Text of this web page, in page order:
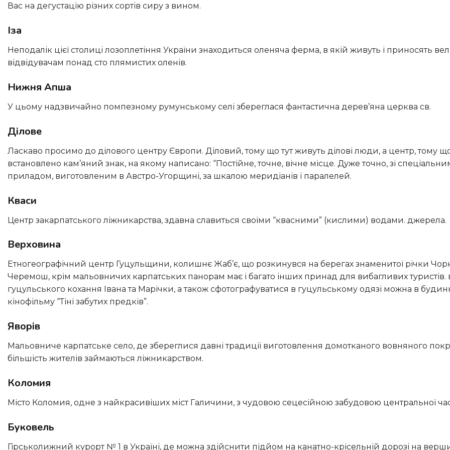
Вас на дегустацію різних сортів сиру з вином.
Іза
Неподалік цієї столиці лозоплетіння України знаходиться оленяча ферма, в якій живуть і приносять велику радість
відвідувачам понад сто плямистих оленів.
Нижня Апша
У цьому надзвичайно помпезному румунському селі збереглася фантастична дерев’яна церква св.
Ділове
Ласкаво просимо до ділового центру Європи. Діловий, тому що тут живуть ділові люди, а центр, тому що тут
встановлено кам’яний знак, на якому написано: “Постійне, точне, вічне місце. Дуже точно, зі
приладом, виготовленим в Австро-Угорщині, за шкалою меридіанів і паралелей.
Кваси
Центр закарпатського ліжникарства, здавна славиться своїми “квасними” (кислими) водами. джерела.
Верховина
Етногеографічний центр Гуцульщини, колишнє Жаб’є, що розкинувся на берегах знаменитої річки Чорний
Черемош, крім мальовничих карпатських панорам має і багато інших принад для вибагливих туристів.
гуцульського кохання Івана та Марічки, а також сфотографуватися в гуцульському одязі можна в
кінофільму “Тіні забутих предків”.
Яворів
Мальовниче карпатське село, де збереглися давні традиції виготовлення домотканого вовняного покривала та
більшість жителів займаються ліжникарством.
Коломия
Місто Коломия, одне з найкрасивіших міст Галичини, з чудовою сецесійною забудовою центральної
Буковель
Гірськолижний курорт № 1 в Україні, де можна здійснити підйом на канатно-крісельній дорозі на вершину гори